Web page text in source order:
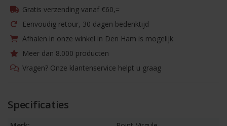
Gratis verzending vanaf €60,=
Eenvoudig retour, 30 dagen bedenktijd
Afhalen in onze winkel in Den Ham is mogelijk
Meer dan 8.000 producten
Vragen? Onze klantenservice helpt u graag
Specificaties